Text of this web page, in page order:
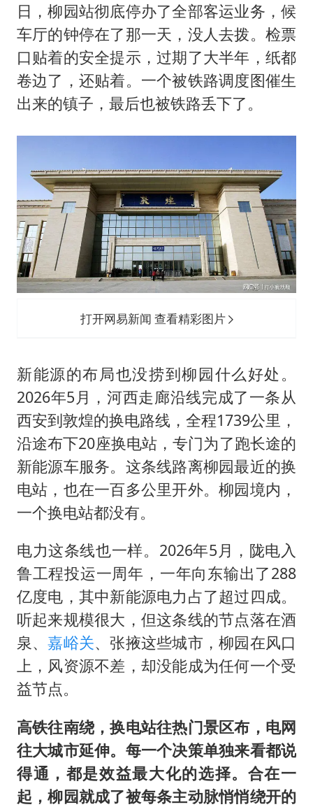
日，柳园站彻底停办了全部客运业务，候
车厅的钟停在了那一天，没人去拨。检票
口贴着的安全提示，过期了大半年，纸都
卷边了，还贴着。一个被铁路调度图催生
出来的镇子，最后也被铁路丢下了。
打开网易新闻 查看精彩图片
新能源的布局也没捞到柳园什么好处。
2026年5月，河西走廊沿线完成了一条从
西安到敦煌的换电路线，全程1739公里，
沿途布下20座换电站，专门为了跑长途的
新能源车服务。这条线路离柳园最近的换
电站，也在一百多公里开外。柳园境内，
一个换电站都没有。
电力这条线也一样。2026年5月，陇电入
鲁工程投运一周年，一年向东输出了288
亿度电，其中新能源电力占了超过四成。
听起来规模很大，但这条线的节点落在酒
泉、嘉峪关、张掖这些城市，柳园在风口
上，风资源不差，却没能成为任何一个受
益节点。
高铁往南绕，换电站往热门景区布，电网
往大城市延伸。每一个决策单独来看都说
得通，都是效益最大化的选择。合在一
起，柳园就成了被每条主动脉悄悄绕开的